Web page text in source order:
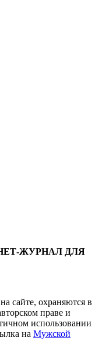
ЖУРНАЛ ДЛЯ
сайте, охраняются в
праве и
использовании
на Мужской